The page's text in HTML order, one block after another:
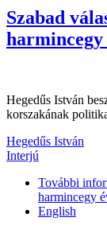
Szabad
harmincegy
Hegedűs István
korszakának
Hegedűs István
Interjú
További
harmincegy
English